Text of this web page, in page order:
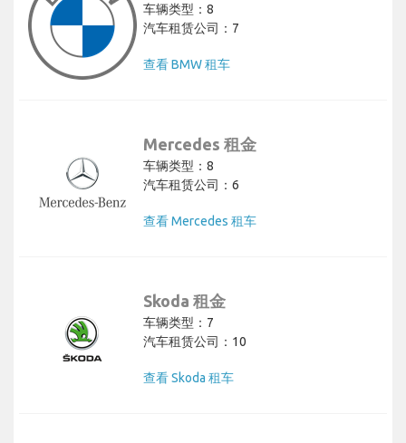
车辆类型：8
汽车租赁公司：7
查看 BMW 租车
Mercedes 租金
车辆类型：8
汽车租赁公司：6
查看 Mercedes 租车
Skoda 租金
车辆类型：7
汽车租赁公司：10
查看 Skoda 租车